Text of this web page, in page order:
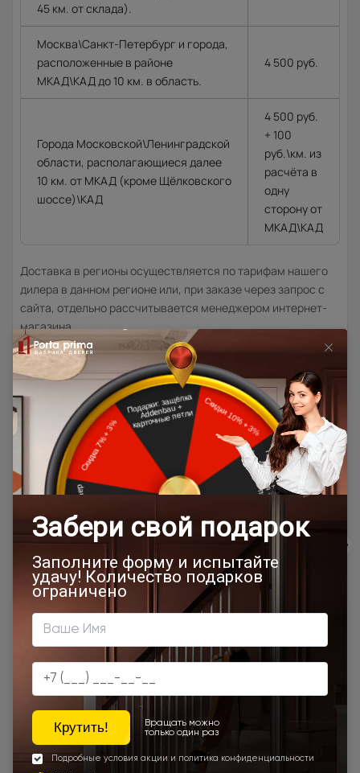
45 км. от склада).
Москва\Санкт-Петербург и города,
расположенные в районе
МКАД\КАД до 10 км. в область.
4 500 руб.
Города Московской\Ленинградской
области, располагающиеся далее
10 км. от МКАД (кроме Щёлковского
шоссе)\КАД
4 500 руб.
+ 100
руб.\км. из
расчёта в
одну
сторону от
МКАД\КАД
Доставка в регионы осуществляется по тарифам нашего
дилера в данном регионе или, при заказе через запрос с
сайта, отдельно рассчитывается менеджером интернет-
магазина.
Подробная информация о доставке
Товар относится к категориям:
500x1900 Межкомнатные двери 55х190 см
Двери модерн
Стильные современные межкомнатные двери
800х1950 800x2000 900x2200 600x1950
450x2000
1000x2100
800x2400 700x2200
Двери межкомнатные 1000х2000 мм
900x1900
Наши преимущества